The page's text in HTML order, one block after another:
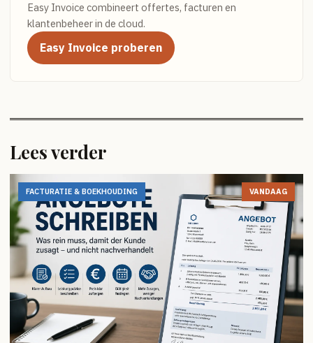
Easy Invoice combineert offertes, facturen en
klantenbeheer in de cloud.
Easy Invoice proberen
Lees verder
FACTURATIE & BOEKHOUDING VANDAAG